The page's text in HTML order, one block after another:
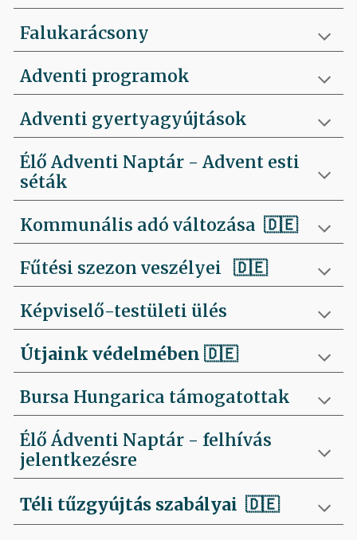
Falukarácsony
Adventi programok
Adventi gyertyagyújtások
Élő Adventi Naptár - Advent esti
séták
Kommunális adó változása 🇩🇪
Fűtési szezon veszélyei 🇩🇪
Képviselő-testületi ülés
Útjaink védelmében🇩🇪
Bursa Hungarica támogatottak
Élő Ádventi Naptár - felhívás
jelentkezésre
Téli tűzgyújtás szabályai 🇩🇪